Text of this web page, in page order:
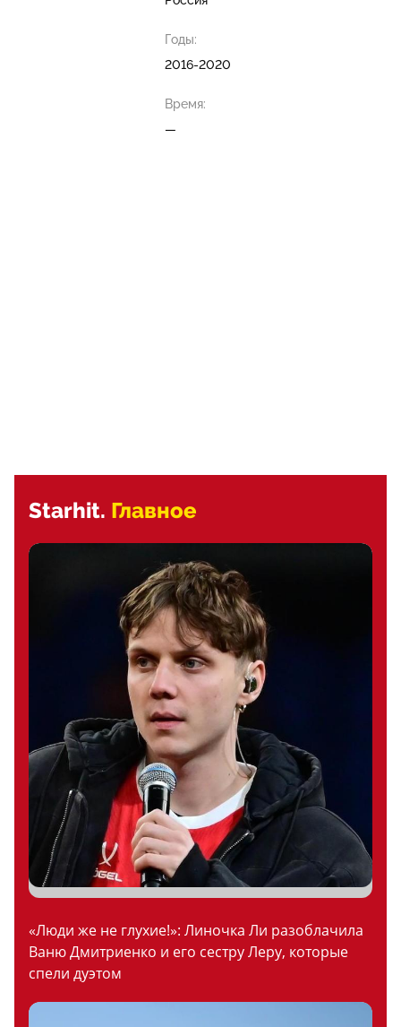
Годы:
2016-2020
Время:
—
Starhit. Главное
«Люди же не глухие!»: Линочка Ли разоблачила
Ваню Дмитриенко и его сестру Леру, которые
спели дуэтом